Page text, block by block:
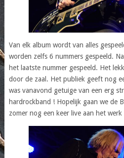
Van elk album wordt van alles
worden zelfs 6 nummers gespeeld.
het laatste nummer gespeeld. Het
door de zaal. Het publiek geeft nog
was vanavond getuige van een erg
hardrockband ! Hopelijk gaan we de
zomer nog een keer live aan het